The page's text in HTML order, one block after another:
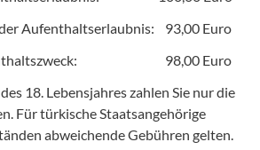
Aufenthaltserlaubnis: 93,00 Euro
98,00 Euro
18. Lebensjahres zahlen Sie nur die
Für türkische Staatsangehörige
abweichende Gebühren gelten.